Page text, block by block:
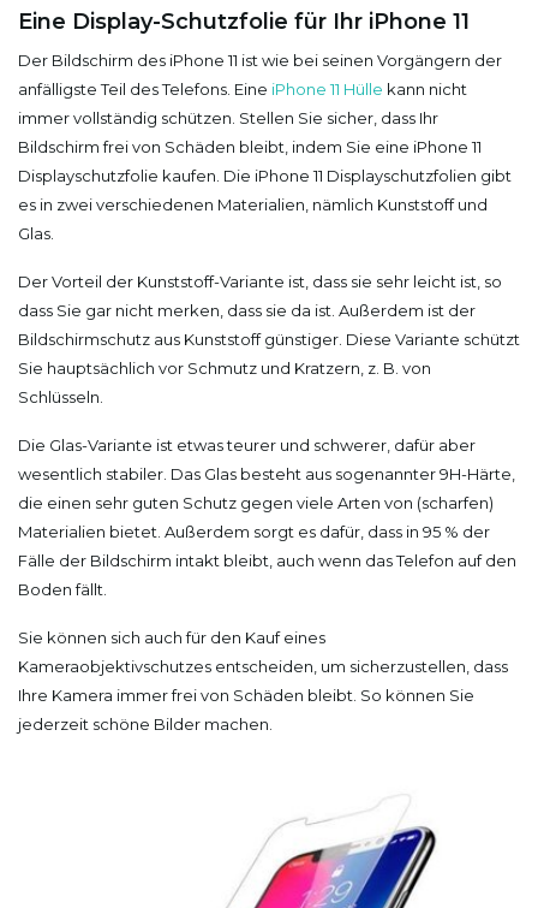
Eine Display-Schutzfolie für Ihr iPhone 11
Der Bildschirm des iPhone 11 ist wie bei seinen Vorgängern der
anfälligste Teil des Telefons. Eine iPhone 11 Hülle kann nicht
immer vollständig schützen. Stellen Sie sicher, dass Ihr
Bildschirm frei von Schäden bleibt, indem Sie eine iPhone 11
Displayschutzfolie kaufen. Die iPhone 11 Displayschutzfolien gibt
es in zwei verschiedenen Materialien, nämlich Kunststoff und
Glas.
Der Vorteil der Kunststoff-Variante ist, dass sie sehr leicht ist, so
dass Sie gar nicht merken, dass sie da ist. Außerdem ist der
Bildschirmschutz aus Kunststoff günstiger. Diese Variante schützt
Sie hauptsächlich vor Schmutz und Kratzern, z. B. von
Schlüsseln.
Die Glas-Variante ist etwas teurer und schwerer, dafür aber
wesentlich stabiler. Das Glas besteht aus sogenannter 9H-Härte,
die einen sehr guten Schutz gegen viele Arten von (scharfen)
Materialien bietet. Außerdem sorgt es dafür, dass in 95 % der
Fälle der Bildschirm intakt bleibt, auch wenn das Telefon auf den
Boden fällt.
Sie können sich auch für den Kauf eines
Kameraobjektivschutzes entscheiden, um sicherzustellen, dass
Ihre Kamera immer frei von Schäden bleibt. So können Sie
jederzeit schöne Bilder machen.